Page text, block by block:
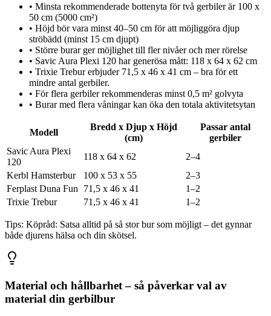
• Minsta rekommenderade bottenyta för två gerbiler är 100 x
50 cm (5000 cm²)
• Höjd bör vara minst 40–50 cm för att möjliggöra djup
ströbädd (minst 15 cm djupt)
• Större burar ger möjlighet till fler nivåer och mer rörelse
• Savic Aura Plexi 120 har generösa mått: 118 x 64 x 62 cm
• Trixie Trebur erbjuder 71,5 x 46 x 41 cm – bra för ett
mindre antal gerbiler.
• För flera gerbiler rekommenderas minst 0,5 m² golvyta
• Burar med flera våningar kan öka den totala aktivitetsytan
Modell
Bredd x Djup x Höjd
(cm)
Passar antal
gerbiler
Savic Aura Plexi
120
118 x 64 x 62
2–4
Kerbl Hamsterbur
100 x 53 x 55
2–3
Ferplast Duna Fun
71,5 x 46 x 41
1–2
Trixie Trebur
71,5 x 46 x 41 1–2
Tips: Köpråd: Satsa alltid på så stor bur som möjligt – det gynnar
både djurens hälsa och din skötsel.
Material och hållbarhet – så påverkar val av
material din gerbilbur